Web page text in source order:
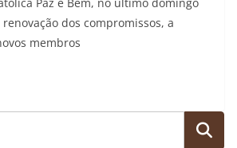
Paz e Bem, no último domingo
dos compromissos, a
membros